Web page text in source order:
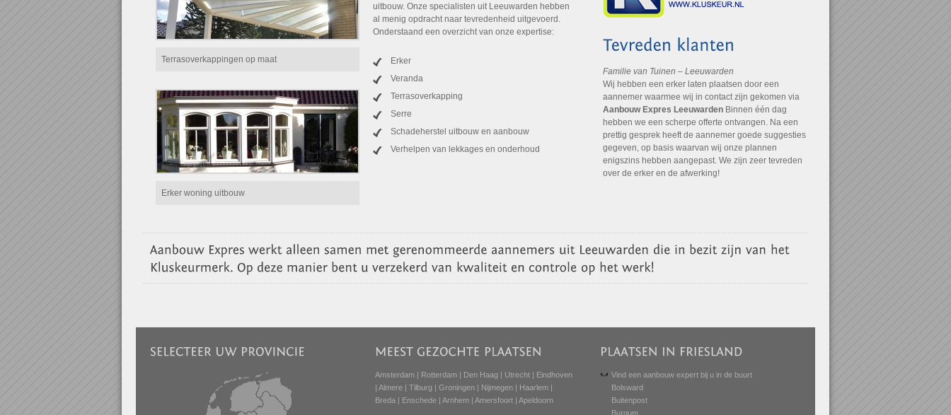
Terrasoverkappingen op maat
Erker woning uitbouw
uitbouw. Onze specialisten uit Leeuwarden hebben
al menig opdracht naar tevredenheid uitgevoerd.
Onderstaand een overzicht van onze expertise:
Erker
Veranda
Terrasoverkapping
Serre
Schadeherstel uitbouw en aanbouw
Verhelpen van lekkages en onderhoud
Familie van Tuinen – Leeuwarden
Wij hebben een erker laten plaatsen door een
aannemer waarmee wij in contact zijn gekomen via
Aanbouw Expres Leeuwarden Binnen één dag
hebben we een scherpe offerte ontvangen. Na een
prettig gesprek heeft de aannemer goede suggesties
gegeven, op basis waarvan wij onze plannen
enigszins hebben aangepast. We zijn zeer tevreden
over de erker en de afwerking!
Amsterdam Rotterdam Den Haag Utrecht
Eindhoven
Almere Tilburg Groningen Nijmegen Haarlem
Breda
Enschede Arnhem Amersfoort Apeldoorn
Vind een aanbouw expert bij u in de buurt
Bolsward
Buitenpost
Burgum